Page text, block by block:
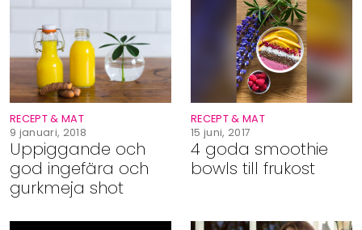
Shop
Hem & Trädgård
Underhållning
Om Oss
Uppiggande och
god ingefära och
gurkmeja shot
RECEPT & MAT
9 januari, 2018
4 goda smoothie
bowls till frukost
RECEPT & MAT
15 juni, 2017